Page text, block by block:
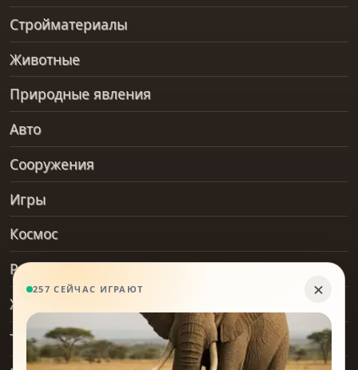
Стройматериалы
Животные
Природные явления
Авто
Сооружения
Игры
Космос
Рельеф и геология
Хобби
Транспорт